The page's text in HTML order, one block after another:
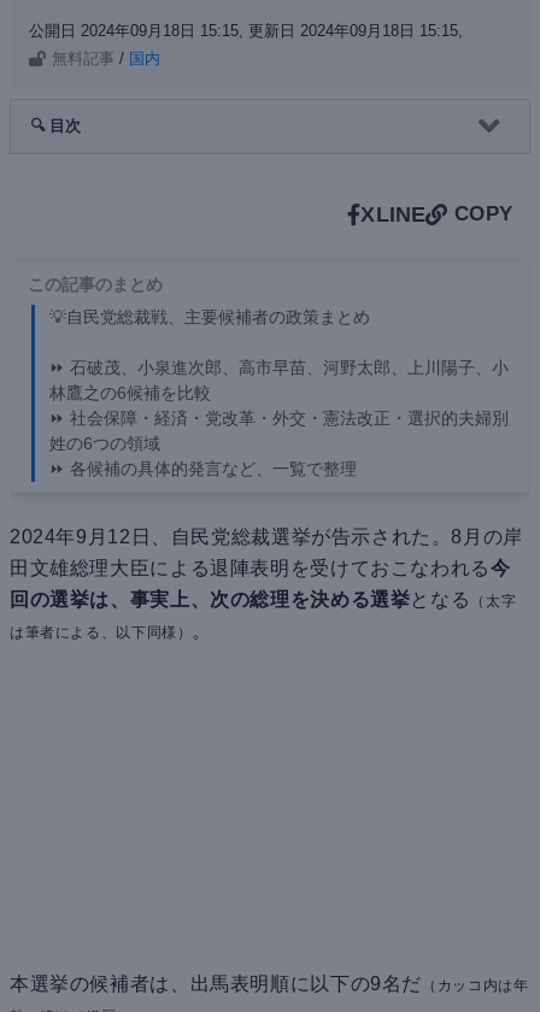
公開日 2024年09月18日 15:15, 更新日 2024年09月18日 15:15,
無料記事 / 国内
🔍 目次
XLINE COPY
この記事のまとめ
💡自民党総裁戦、主要候補者の政策まとめ
⏩ 石破茂、小泉進次郎、高市早苗、河野太郎、上川陽子、小
林鷹之の6候補を比較
⏩ 社会保障・経済・党改革・外交・憲法改正・選択的夫婦別
姓の6つの領域
⏩ 各候補の具体的発言など、一覧で整理
2024年9月12日、自民党総裁選挙が告示された。8月の岸
田文雄総理大臣による退陣表明を受けておこなわれる今
回の選挙は、事実上、次の総理を決める選挙となる
（太字
は筆者による、以下同様）
。
本選挙の候補者は、出馬表明順に以下の9名だ （カッコ内は年